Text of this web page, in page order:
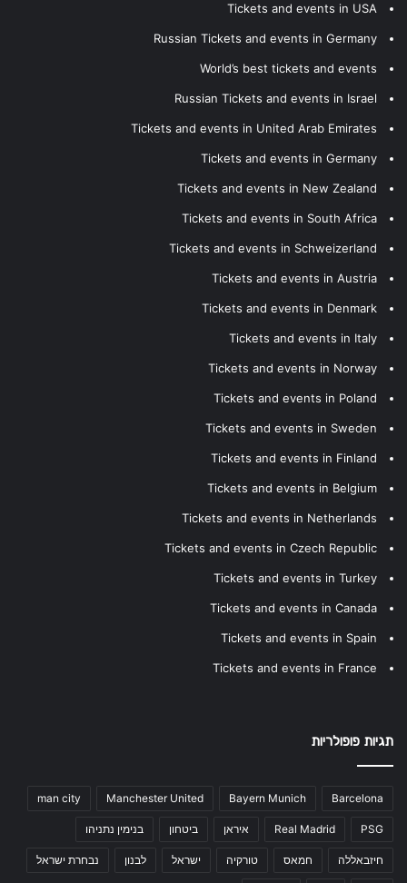
Tickets and events in USA
Russian Tickets and events in Germany
World’s best tickets and events
Russian Tickets and events in Israel
Tickets and events in United Arab Emirates
Tickets and events in Germany
Tickets and events in New Zealand
Tickets and events in South Africa
Tickets and events in Schweizerland
Tickets and events in Austria
Tickets and events in Denmark
Tickets and events in Italy
Tickets and events in Norway
Tickets and events in Poland
Tickets and events in Sweden
Tickets and events in Finland
Tickets and events in Belgium
Tickets and events in Netherlands
Tickets and events in Czech Republic
Tickets and events in Turkey
Tickets and events in Canada
Tickets and events in Spain
Tickets and events in France
תגיות פופולריות
Barcelona
Bayern Munich
Manchester United
man city
PSG
Real Madrid איראן ביטחון בנימין נתניהו
חיזבאללה חמאס טורקיה ישראל לבנון נבחרת ישראל